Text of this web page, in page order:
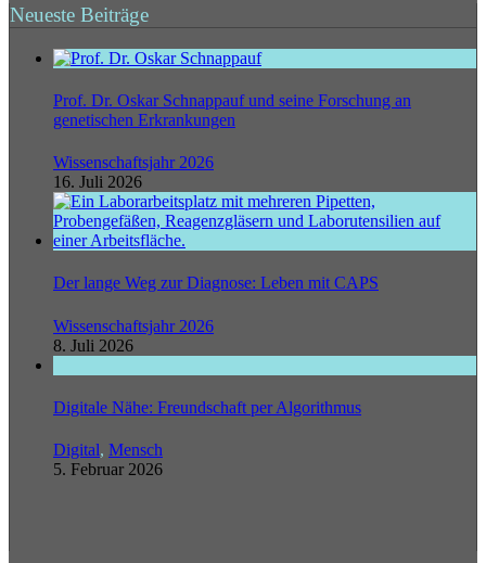
Neueste Beiträge
Prof. Dr. Oskar Schnappauf und seine Forschung an
genetischen Erkrankungen
Wissenschaftsjahr 2026
16. Juli 2026
Der lange Weg zur Diagnose: Leben mit CAPS
Wissenschaftsjahr 2026
8. Juli 2026
Digitale Nähe: Freundschaft per Algorithmus
Digital, Mensch
5. Februar 2026